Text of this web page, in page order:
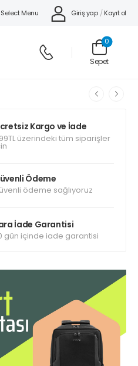
Select Menu Giriş yap / Kayıt ol
Sepet
0
Kargo ve İade
üzerindeki tüm siparişler
Ödeme
ödeme sağlıyoruz
İade Garantisi
gün içinde iade garantisi